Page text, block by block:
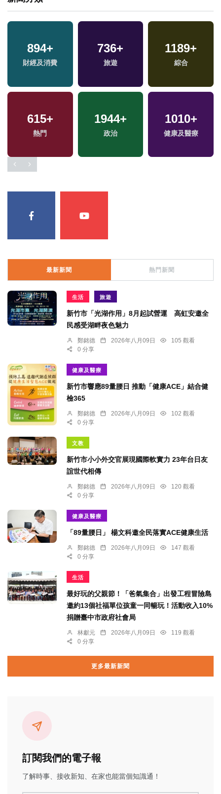
894+
財經及消費
736+
旅遊
1189+
綜合
615+
熱門
1944+
政治
1010+
健康及醫療
最新新聞 熱門新聞
生活 旅遊
新竹市「光湖作用」8月起試營運 高虹安邀全
民感受湖畔夜色魅力
鄭銘德 2026年八月09日
105 觀看
0 分享
健康及醫療
新竹市響應89量腰日 推動「健康ACE」結合健
檢365
鄭銘德 2026年八月09日
102 觀看
0 分享
文教
新竹市小小外交官展現國際軟實力 23年台日友
誼世代相傳
鄭銘德 2026年八月09日
120 觀看
0 分享
健康及醫療
「89量腰日」 楊文科邀全民落實ACE健康生活
鄭銘德 2026年八月09日
147 觀看
0 分享
生活
最好玩的父親節！「爸氣集合」出發工程冒險島
邀約13個社福單位孩童一同暢玩！活動收入10%
捐贈臺中市政府社會局
林獻元 2026年八月09日
119 觀看
0 分享
更多最新新聞
訂閱我們的電子報
了解時事、接收新知、在家也能當個知識通！